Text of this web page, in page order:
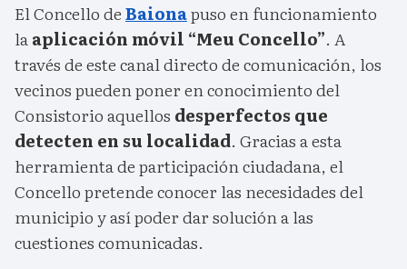
El Concello deBaionapuso en funcionamiento
laaplicación móvil “Meu Concello”. A
través de este canal directo de comunicación, los
vecinos pueden poner en conocimiento del
Consistorio aquellos desperfectos que
detecten en su localidad. Gracias a esta
herramienta de participación ciudadana, el
Concello pretende conocer las necesidades del
municipio y así poder dar solución a las
cuestiones comunicadas.